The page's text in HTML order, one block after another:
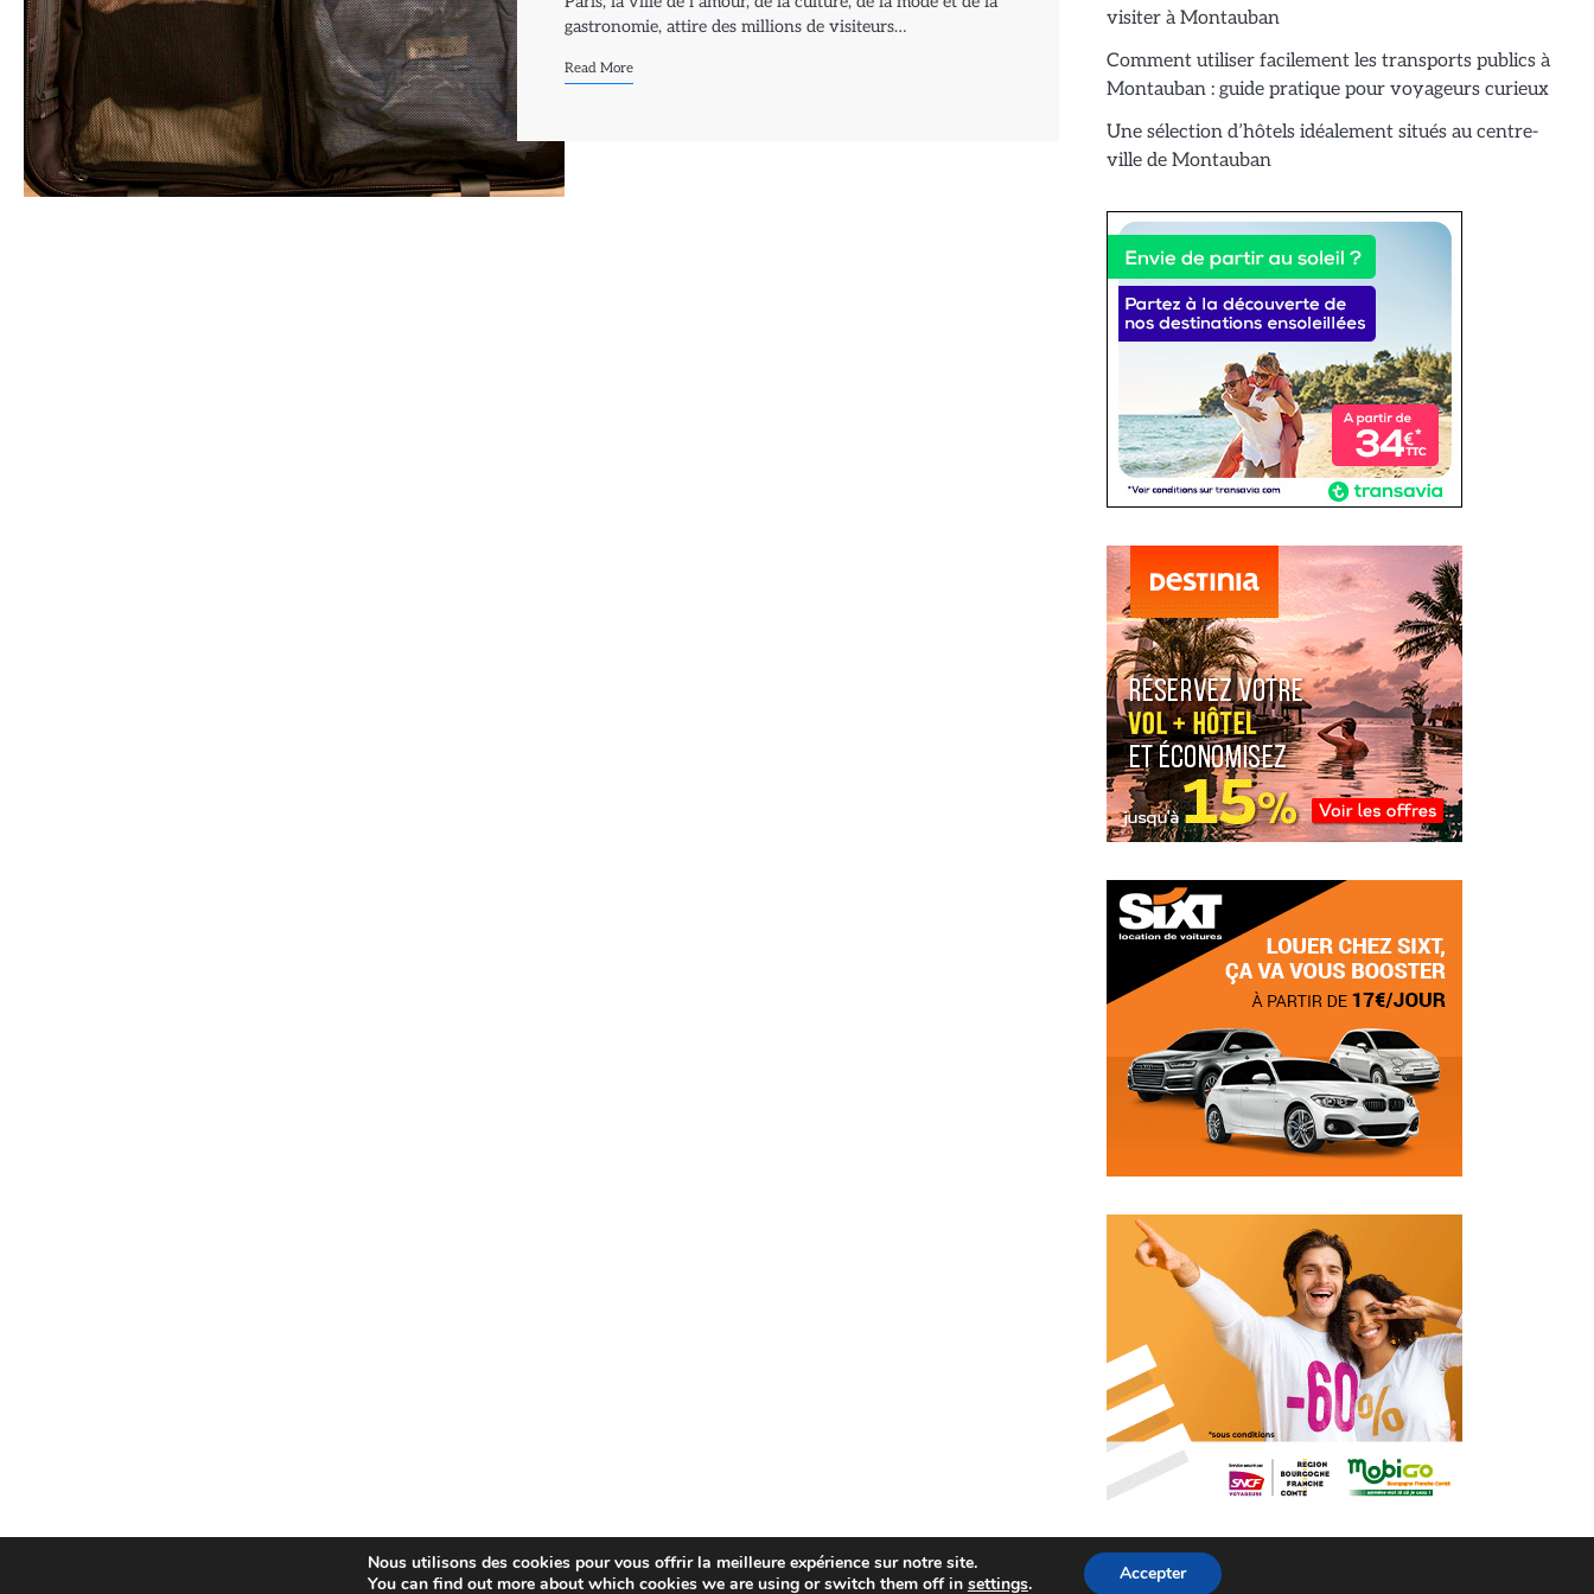
gastronomie, attire des millions de visiteurs…
Read More
visiter à Montauban
Comment utiliser facilement les transports publics à
Montauban : guide pratique pour voyageurs curieux
Une sélection d’hôtels idéalement situés au centre-
ville de Montauban
Nous utilisons des cookies pour vous offrir la meilleure expérience sur notre site.
You can find out more about which cookies we are using or switch them off in settings. Accepter